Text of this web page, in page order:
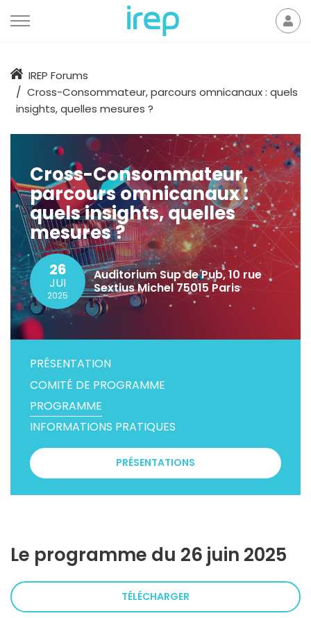
AccueilIREP Forums
Cross-Consommateur, parcours omnicanaux : quels
insights, quelles mesures ?
Cross-Consommateur,
parcours omnicanaux :
quels insights, quelles
mesures ?
26
JUI
2025
Auditorium Sup de Pub, 10 rue
Sextius Michel 75015 Paris
PRÉSENTATION
COMITÉ DE PROGRAMME
PROGRAMME
INFORMATIONS PRATIQUES
PRÉSENTATIONS
Le programme du 26 juin 2025
TÉLÉCHARGER